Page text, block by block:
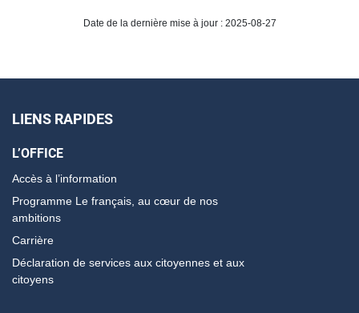
Date de la dernière mise à jour : 2025-08-27
LIENS RAPIDES
L’OFFICE
Accès à l’information
Programme Le français, au cœur de nos
ambitions
Carrière
Déclaration de services aux citoyennes et aux
citoyens